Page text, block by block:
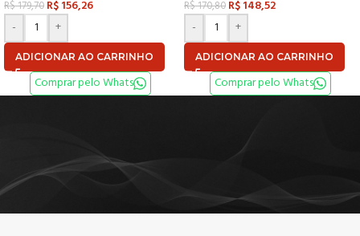
R$179,70 R$156,26
-
+
ADICIONAR AO CARRINHO
Comprar pelo Whats
R$170,80 R$148,52
-
+
ADICIONAR AO CARRINHO
Comprar pelo Whats